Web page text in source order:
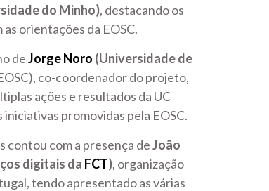
do Minho), destacando os
orientações da EOSC.
deJorge Noro (Universidade de
co-coordenador do projeto,
ações e resultados da UC
promovidas pela EOSC.
contou com a presença deJoão
digitais da FCT), organização
tendo apresentado as várias